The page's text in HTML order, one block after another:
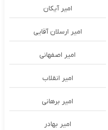
امیر آیکان
امیر ارسلان آقایی
امیر اصفهانی
امیر انقلاب
امیر برهانی
امیر بهادر